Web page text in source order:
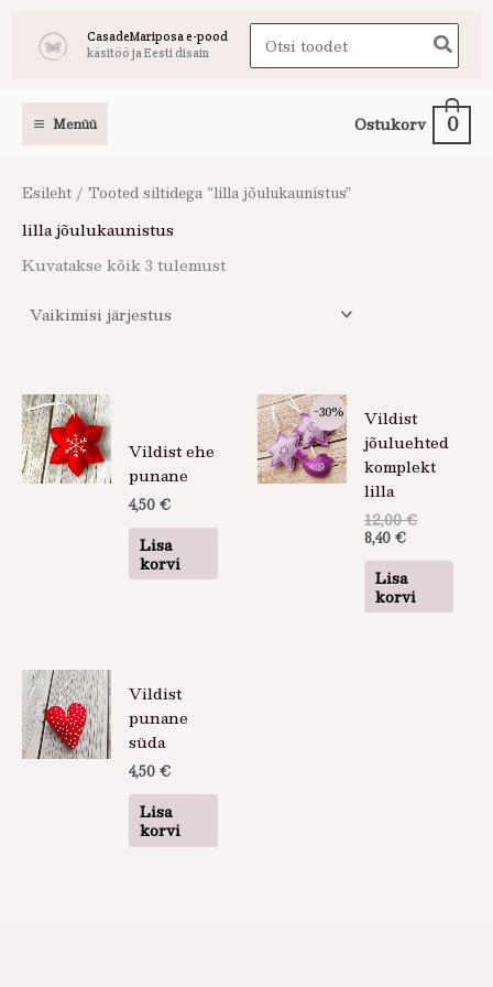
CasadeMariposa e-pood
käsitöö ja Eesti disain
Search
for:
Menüü Ostukorv 0
Esileht / Tooted siltidega “lilla jõulukaunistus”
lilla jõulukaunistus
Kuvatakse kõik 3 tulemust
Vildist ehe
punane
4,50 €
Lisa
korvi
-30%
Vildist
jõuluehted
komplekt
lilla
12,00€
hind
oli:
12,00 €.
8,40 €
hind
on:
8,40 €.
Lisa
korvi
Vildist
punane
süda
4,50 €
Lisa
korvi